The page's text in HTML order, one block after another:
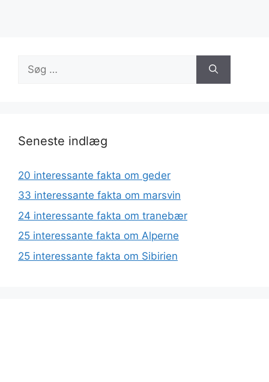
efter:
Seneste indlæg
20 interessante fakta om geder
33 interessante fakta om marsvin
24 interessante fakta om tranebær
25 interessante fakta om Alperne
25 interessante fakta om Sibirien